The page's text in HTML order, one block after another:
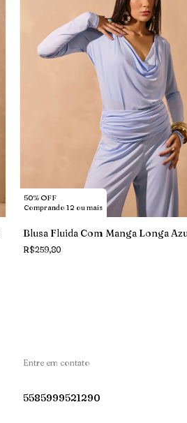
50% OFF
Comprando 12 ou mais
Blusa Fluida Com Manga Longa
R$259,80
Entre em contato
5585999521290